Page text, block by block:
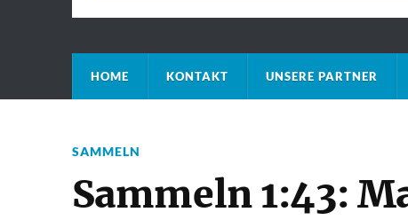
HOME KONTAKT UNSERE PARTNER
SAMMELN
Sammeln 1:43: